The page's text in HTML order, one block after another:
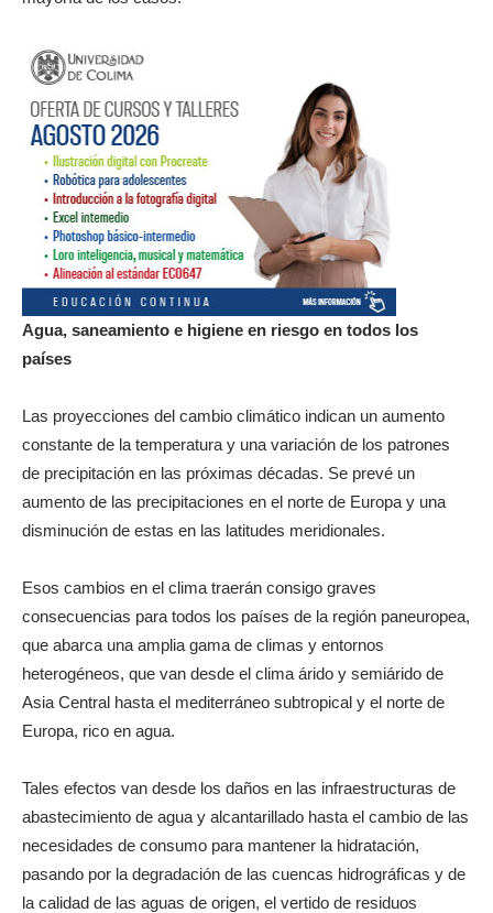
Agua, saneamiento e higiene en riesgo en todos los
países
Las proyecciones del cambio climático indican un aumento
constante de la temperatura y una variación de los patrones
de precipitación en las próximas décadas. Se prevé un
aumento de las precipitaciones en el norte de Europa y una
disminución de estas en las latitudes meridionales.
Esos cambios en el clima traerán consigo graves
consecuencias para todos los países de la región paneuropea,
que abarca una amplia gama de climas y entornos
heterogéneos, que van desde el clima árido y semiárido de
Asia Central hasta el mediterráneo subtropical y el norte de
Europa, rico en agua.
Tales efectos van desde los daños en las infraestructuras de
abastecimiento de agua y alcantarillado hasta el cambio de las
necesidades de consumo para mantener la hidratación,
pasando por la degradación de las cuencas hidrográficas y de
la calidad de las aguas de origen, el vertido de residuos